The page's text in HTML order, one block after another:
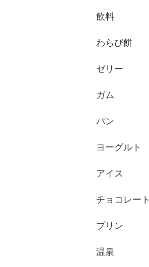
飲料
わらび餅
ゼリー
ガム
パン
ヨーグルト
アイス
チョコレート
プリン
温泉